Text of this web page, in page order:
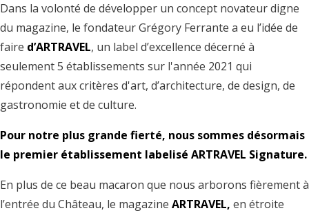
Dans la volonté de développer un concept novateur digne
du magazine, le fondateur Grégory Ferrante a eu l’idée de
faire d’ARTRAVEL, un label d’excellence décerné à
seulement 5 établissements sur l'année 2021 qui
répondent aux critères d'art, d’architecture, de design, de
gastronomie et de culture.
Pour notre plus grande fierté, nous sommes désormais
le premier établissement labelisé ARTRAVEL Signature.
En plus de ce beau macaron que nous arborons fièrement à
l’entrée du Château, le magazine ARTRAVEL, en étroite